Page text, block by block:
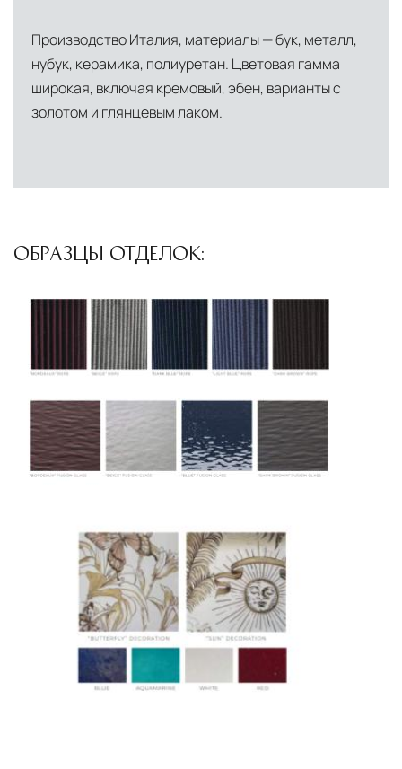
Подъём на этажи — доставка мебели и
дверных блоков в квартиры и офисы с
использованием лифтов или монтажных
средств
очистка помещения от тары и упаковки
предмет повреждений и дефектов при
доставке
Сроки доставкиСтандартная доставка по
Москве осуществляется в течение 3-5 рабочих
дней. Для Московской области сроки зависят
от удалённости объекта и варьируются от 5 до
10 рабочих дней. Возможна срочная доставка
ресурсов.
Управление логистикой и контроль
качества
Каждый заказ отслеживается в режиме
реального времени через систему GPS-
мониторинга. Наша команда логистических
специалистов с опытом работы в
Производство Италия, материалы — бук, металл,
нубук, керамика, полиуретан. Цветовая гамма
широкая, включая кремовый, эбен, варианты с
золотом и глянцевым лаком.
ОБРАЗЦЫ ОТДЕЛОК: